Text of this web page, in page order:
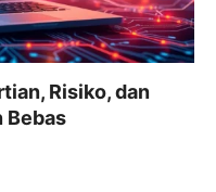
Risiko, dan
Bebas